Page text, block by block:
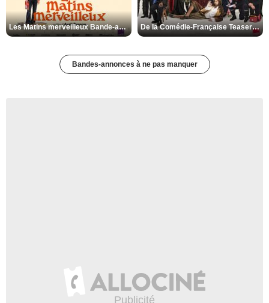
Les Matins merveilleux Bande-annonce VF De la Comédie-Française Teaser VF
Bandes-annonces à ne pas manquer